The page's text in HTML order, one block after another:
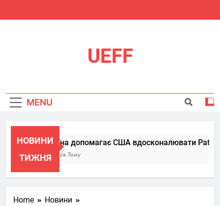
UEFF
MENU
НОВИНИ
ТИЖНЯ
Україна допомагає США вдосконалювати Patriot,
6 Місяців Тому
Home
Новини